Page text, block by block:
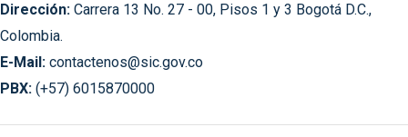
Dirección: Carrera 13 No. 27 - 00, Pisos 1 y 3 Bogotá D.C.,
Colombia.
E-Mail: contactenos@sic.gov.co
PBX: (+57) 6015870000